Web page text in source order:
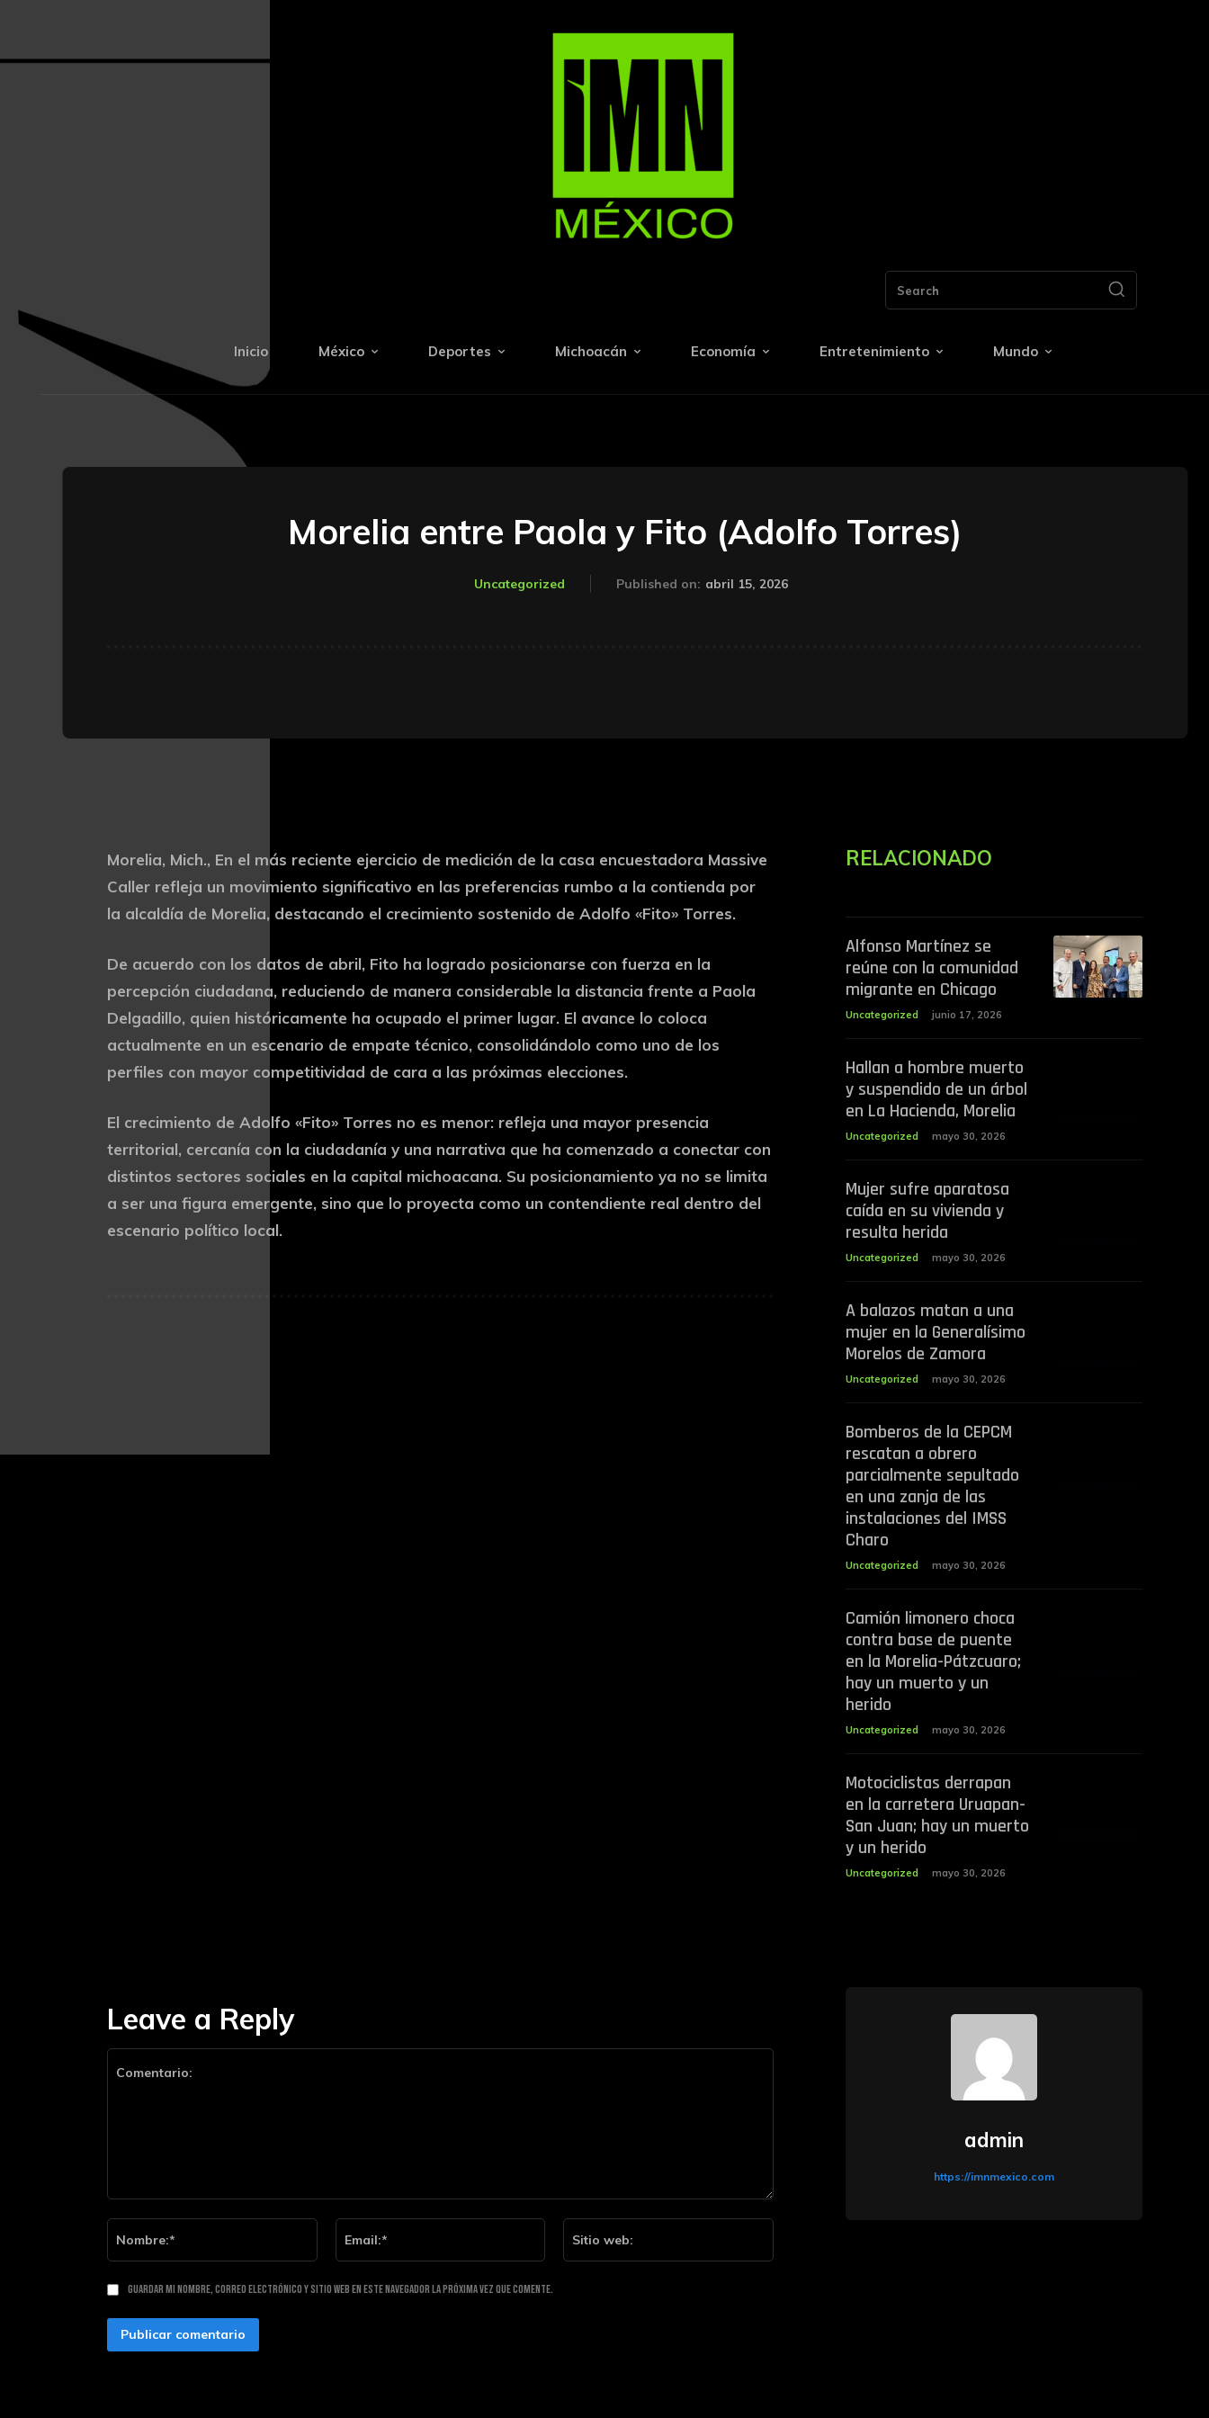
Search
Inicio México Deportes Michoacán Economía Entretenimiento Mundo
Morelia entre Paola y Fito (Adolfo Torres)
Uncategorized Published on: abril 15, 2026
Morelia, Mich., En el más reciente ejercicio de medición de la casa encuestadora Massive
Caller refleja un movimiento significativo en las preferencias rumbo a la contienda por
la alcaldía de Morelia, destacando el crecimiento sostenido de Adolfo «Fito» Torres.
De acuerdo con los datos de abril, Fito ha logrado posicionarse con fuerza en la
percepción ciudadana, reduciendo de manera considerable la distancia frente a Paola
Delgadillo, quien históricamente ha ocupado el primer lugar. El avance lo coloca
actualmente en un escenario de empate técnico, consolidándolo como uno de los
perfiles con mayor competitividad de cara a las próximas elecciones.
El crecimiento de Adolfo «Fito» Torres no es menor: refleja una mayor presencia
territorial, cercanía con la ciudadanía y una narrativa que ha comenzado a conectar con
distintos sectores sociales en la capital michoacana. Su posicionamiento ya no se limita
a ser una figura emergente, sino que lo proyecta como un contendiente real dentro del
escenario político local.
RELACIONADO
Alfonso Martínez se
reúne con la comunidad
migrante en Chicago
Uncategorized junio 17, 2026
Hallan a hombre muerto
y suspendido de un árbol
en La Hacienda, Morelia
Uncategorized mayo 30, 2026
Mujer sufre aparatosa
caída en su vivienda y
resulta herida
Uncategorized mayo 30, 2026
A balazos matan a una
mujer en la Generalísimo
Morelos de Zamora
Uncategorized mayo 30, 2026
Bomberos de la CEPCM
rescatan a obrero
parcialmente sepultado
en una zanja de las
instalaciones del IMSS
Charo
Uncategorized mayo 30, 2026
Camión limonero choca
contra base de puente
en la Morelia-Pátzcuaro;
hay un muerto y un
herido
Uncategorized mayo 30, 2026
Motociclistas derrapan
en la carretera Uruapan-
San Juan; hay un muerto
y un herido
Uncategorized mayo 30, 2026
Leave a Reply
Guardar mi nombre, correo electrónico y sitio web en este navegador la próxima vez que comente.
admin
https://imnmexico.com